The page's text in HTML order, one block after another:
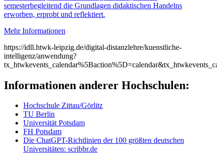
semesterbegleitend die Grundlagen didaktischen Handelns
erworben, erprobt und reflektiert.
Mehr Informationen
https://idll.htwk-leipzig.de/digital-distanzlehre/kuenstliche-
intelligenz/anwendung?
Informationen anderer Hochschulen:
Hochschule Zittau/Görlitz
TU Berlin
Universität Potsdam
FH Potsdam
Die ChatGPT-Richtlinien der 100 größten deutschen
Universitäten: scribbr.de